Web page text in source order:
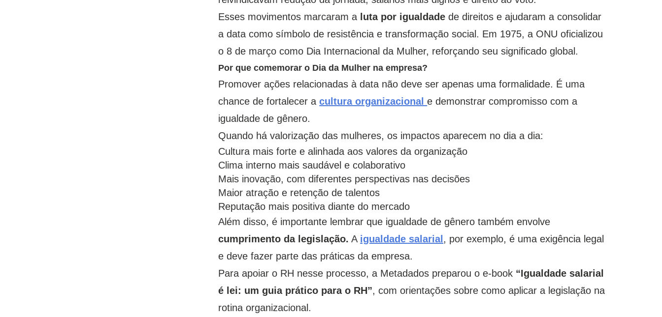
Esses movimentos marcaram a luta por igualdade de direitos e ajudaram a consolidar
a data como símbolo de resistência e transformação social. Em 1975, a ONU oficializou
o 8 de março como Dia Internacional da Mulher, reforçando seu significado global.
Por que comemorar o Dia da Mulher na empresa?
Promover ações relacionadas à data não deve ser apenas uma formalidade. É uma
chance de fortalecer acultura organizacionale demonstrar compromisso com a
igualdade de gênero.
Quando há valorização das mulheres, os impactos aparecem no dia a dia:
Cultura mais forte e alinhada aos valores da organização
Clima interno mais saudável e colaborativo
Mais inovação, com diferentes perspectivas nas decisões
Maior atração e retenção de talentos
Reputação mais positiva diante do mercado
Além disso, é importante lembrar que igualdade de gênero também envolve
cumprimento da legislação. A igualdade salarial , por exemplo, é uma exigência legal
e deve fazer parte das práticas da empresa.
Para apoiar o RH nesse processo, a Metadados preparou o e-book “Igualdade salarial
é lei: um guia prático para o RH”, com orientações sobre como aplicar a legislação na
rotina organizacional.